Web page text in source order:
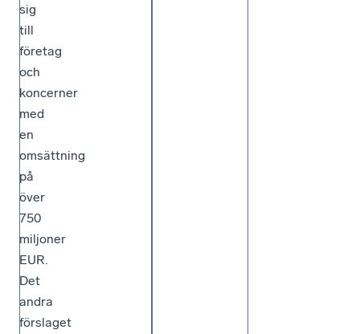
sig
till
företag
och
koncerner
med
en
omsättning
på
över
750
miljoner
EUR.
Det
andra
förslaget